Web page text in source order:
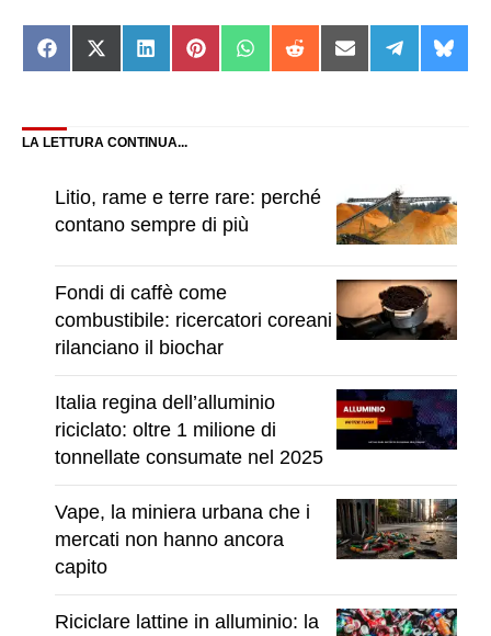
Share
on
Share
on
Share
on
Share
on
Share
on
Share
on
Share
on
Share
on
on
LA LETTURA CONTINUA...
Litio, rame e terre rare: perché
contano sempre di più
Fondi di caffè come
combustibile: ricercatori coreani
rilanciano il biochar
Italia regina dell’alluminio
riciclato: oltre 1 milione di
tonnellate consumate nel 2025
Vape, la miniera urbana che i
mercati non hanno ancora
capito
Riciclare lattine in alluminio: la